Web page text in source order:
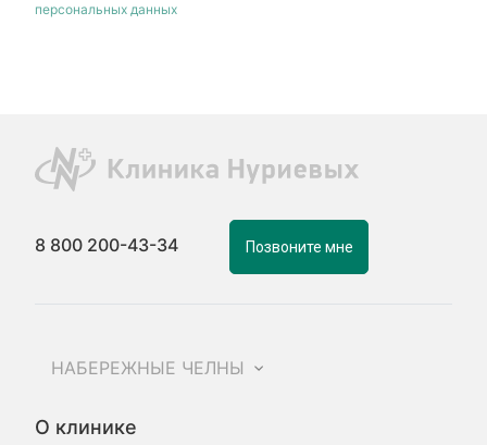
персональных данных
8 800 200-43-34 Позвоните мне
НАБЕРЕЖНЫЕ ЧЕЛНЫ
О клинике